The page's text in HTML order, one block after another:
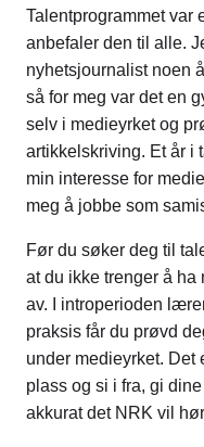
Talentprogrammet var
anbefaler den til alle.
nyhetsjournalist noen
så for meg var det en
selv i medieyrket og
artikkelskriving. Et år i
min interesse for
meg å jobbe som
Før du søker deg til
at du ikke trenger å
av. I introperioden
praksis får du prøvd
under medieyrket. Det
plass og si i fra, gi
akkurat det NRK vil